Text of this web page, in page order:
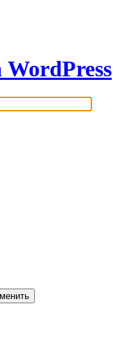
WordPress